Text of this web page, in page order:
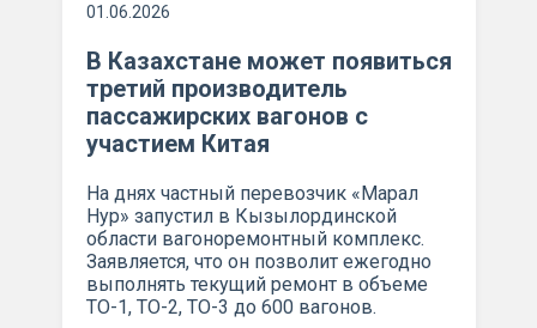
01.06.2026
В Казахстане может появиться
третий производитель
пассажирских вагонов с
участием Китая
На днях частный перевозчик «Марал
Нур» запустил в Кызылординской
области вагоноремонтный комплекс.
Заявляется, что он позволит ежегодно
выполнять текущий ремонт в объеме
ТО-1, ТО-2, ТО-3 до 600 вагонов.